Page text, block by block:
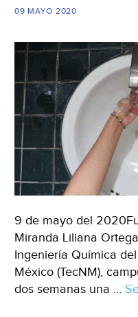
09 MAYO 2020
9 de mayo del
Miranda Liliana
Ingeniería Química
México (TecNM),
dos semanas una …